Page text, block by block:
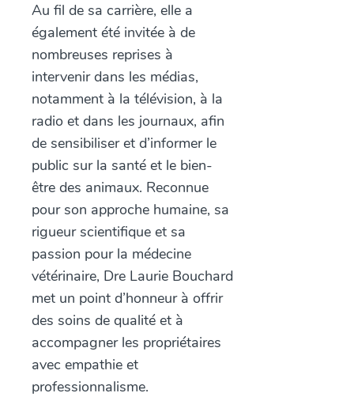
Au fil de sa carrière, elle a
également été invitée à de
nombreuses reprises à
intervenir dans les médias,
notamment à la télévision, à la
radio et dans les journaux, afin
de sensibiliser et d’informer le
public sur la santé et le bien-
être des animaux. Reconnue
pour son approche humaine, sa
rigueur scientifique et sa
passion pour la médecine
vétérinaire, Dre Laurie Bouchard
met un point d’honneur à offrir
des soins de qualité et à
accompagner les propriétaires
avec empathie et
professionnalisme.